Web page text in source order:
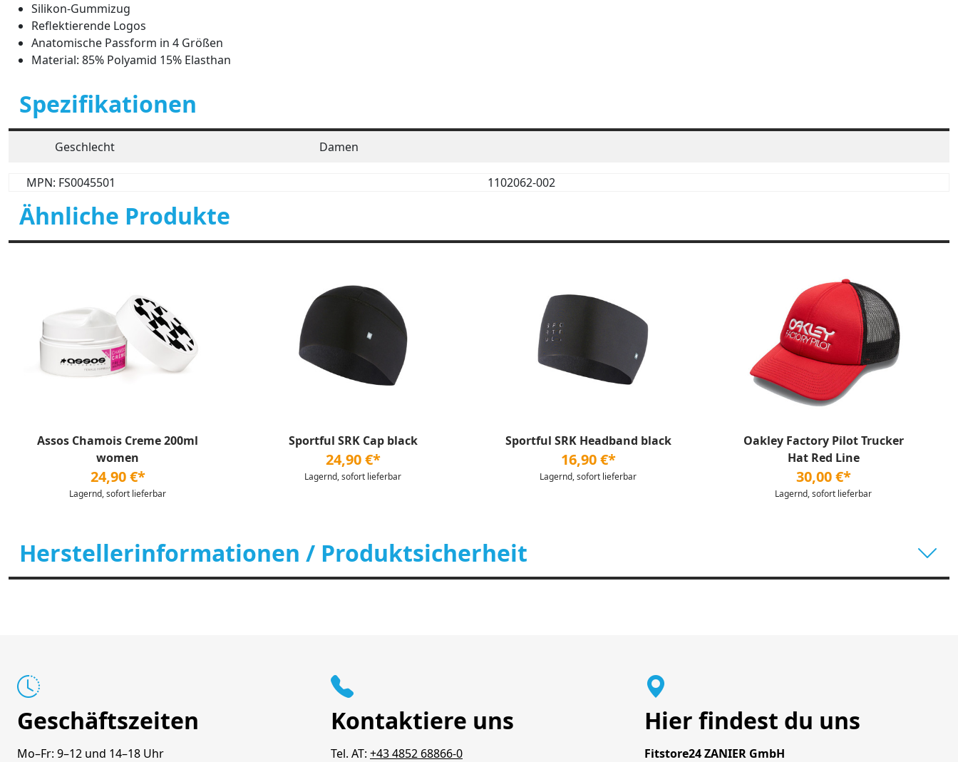
Silikon-Gummizug
Reflektierende Logos
Anatomische Passform in 4 Größen
Material: 85% Polyamid 15% Elasthan
Spezifikationen
Geschlecht Damen
MPN: FS0045501 1102062-002
Ähnliche Produkte
Assos Chamois Creme 200ml
women
24,90 €*
Lagernd, sofort lieferbar
Sportful SRK Cap black
24,90 €*
Lagernd, sofort lieferbar
Sportful SRK Headband black
16,90 €*
Lagernd, sofort lieferbar
Oakley Factory Pilot Trucker
Hat Red Line
30,00 €*
Lagernd, sofort lieferbar
Herstellerinformationen / Produktsicherheit
Geschäftszeiten
Mo–Fr: 9–12 und 14–18 Uhr
Kontaktiere uns
Tel. AT: +43 4852 68866-0
Hier findest du uns
Fitstore24 ZANIER GmbH